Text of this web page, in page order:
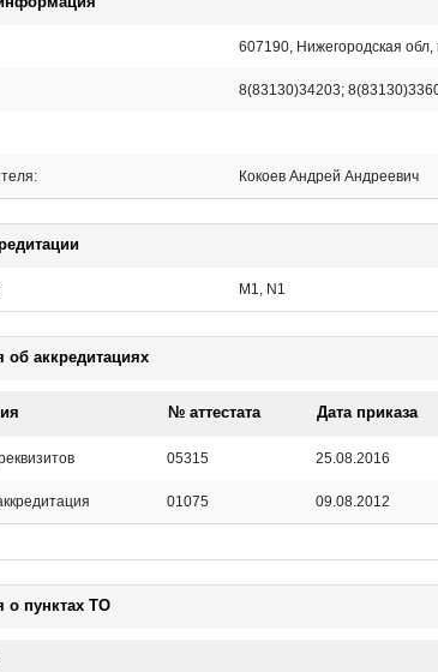
607190, Нижегородская
8(83130)34203;
Кокоев Андрей Андреевич
M1, N1
аккредитациях
№ аттестата Дата приказа
05315 25.08.2016
01075 09.08.2012
о пунктах ТО